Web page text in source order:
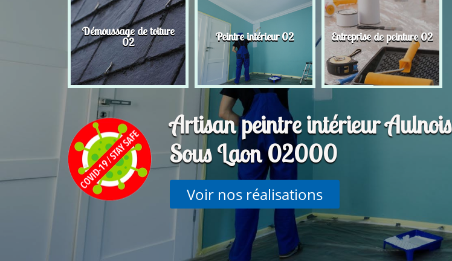
Démoussage de toiture
02 Peintre intérieur 02 Entreprise de peinture 02
Artisan peintre intérieur Aulnois
Sous Laon 02000
Voir nos réalisations